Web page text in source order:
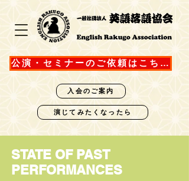
公演・セミナーのご依頼はこちら
入会のご案内
演じてみたくなったら
STATE OF PAST
PERFORMANCES